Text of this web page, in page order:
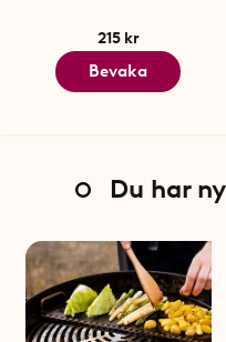
215 kr
Bevaka
Du har